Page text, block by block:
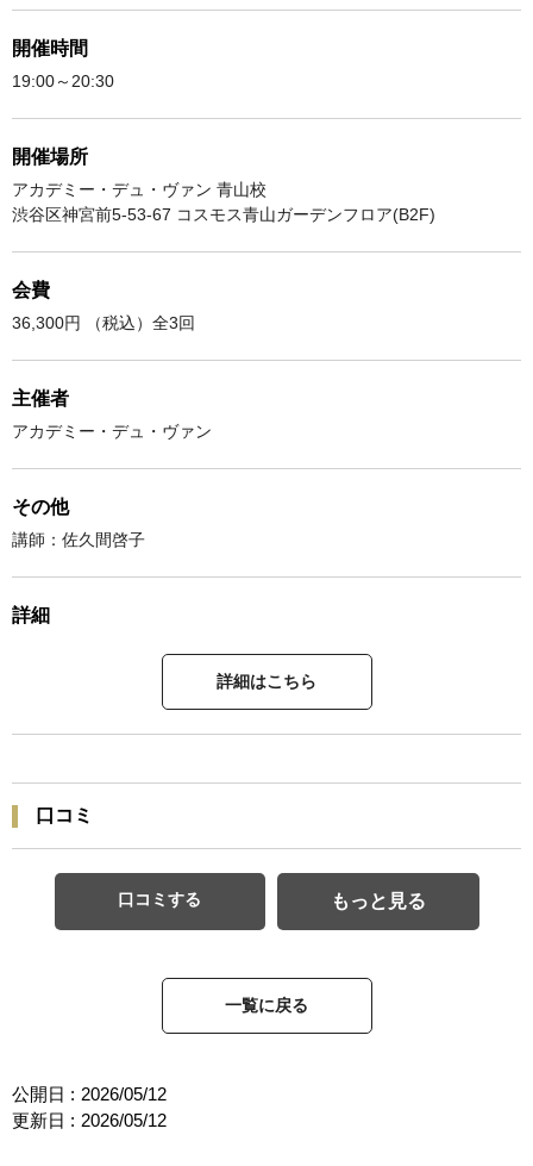
開催時間
19:00～20:30
開催場所
アカデミー・デュ・ヴァン 青山校
渋谷区神宮前5-53-67 コスモス青山ガーデンフロア(B2F)
会費
36,300円 （税込）全3回
主催者
アカデミー・デュ・ヴァン
その他
講師：佐久間啓子
詳細
詳細はこちら
口コミ
口コミする もっと見る
一覧に戻る
公開日 : 2026/05/12
更新日 : 2026/05/12